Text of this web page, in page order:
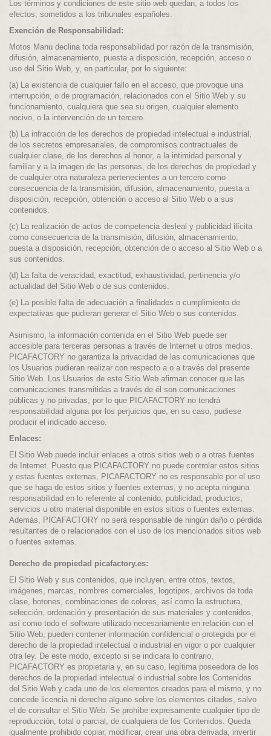
Los términos y condiciones de este sitio web quedan, a todos los
efectos, sometidos a los tribunales españoles.
Exención de Responsabilidad:
Motos Manu declina toda responsabilidad por razón de la transmisión,
difusión, almacenamiento, puesta a disposición, recepción, acceso o
uso del Sitio Web, y, en particular, por lo siguiente:
(a) La existencia de cualquier fallo en el acceso, que provoque una
interrupción, o de programación, relacionados con el Sitio Web y su
funcionamiento, cualquiera que sea su origen, cualquier elemento
nocivo, o la intervención de un tercero.
(b) La infracción de los derechos de propiedad intelectual e industrial,
de los secretos empresariales, de compromisos contractuales de
cualquier clase, de los derechos al honor, a la intimidad personal y
familiar y a la imagen de las personas, de los derechos de propiedad y
de cualquier otra naturaleza pertenecientes a un tercero como
consecuencia de la transmisión, difusión, almacenamiento, puesta a
disposición, recepción, obtención o acceso al Sitio Web o a sus
contenidos.
(c) La realización de actos de competencia desleal y publicidad ilícita
como consecuencia de la transmisión, difusión, almacenamiento,
puesta a disposición, recepción, obtención de o acceso al Sitio Web o a
sus contenidos.
(d) La falta de veracidad, exactitud, exhaustividad, pertinencia y/o
actualidad del Sitio Web o de sus contenidos.
(e) La posible falta de adecuación a finalidades o cumplimiento de
expectativas que pudieran generar el Sitio Web o sus contenidos.
Asimismo, la información contenida en el Sitio Web puede ser
accesible para terceras personas a través de Internet u otros medios.
PICAFACTORY no garantiza la privacidad de las comunicaciones que
los Usuarios pudieran realizar con respecto a o a través del presente
Sitio Web. Los Usuarios de este Sitio Web afirman conocer que las
comunicaciones transmitidas a través de él son comunicaciones
públicas y no privadas, por lo que PICAFACTORY no tendrá
responsabilidad alguna por los perjuicios que, en su caso, pudiese
producir el indicado acceso.
Enlaces:
El Sitio Web puede incluir enlaces a otros sitios web o a otras fuentes
de Internet. Puesto que PICAFACTORY no puede controlar estos sitios
y estas fuentes externas, PICAFACTORY no es responsable por el uso
que se haga de estos sitios y fuentes externas, y no acepta ninguna
responsabilidad en lo referente al contenido, publicidad, productos,
servicios u otro material disponible en estos sitios o fuentes externas.
Además, PICAFACTORY no será responsable de ningún daño o pérdida
resultantes de o relacionados con el uso de los mencionados sitios web
o fuentes externas.
Derecho de propiedad picafactory.es:
El Sitio Web y sus contenidos, que incluyen, entre otros, textos,
imágenes, marcas, nombres comerciales, logotipos, archivos de toda
clase, botones, combinaciones de colores, así como la estructura,
selección, ordenación y presentación de sus materiales y contenidos,
así como todo el software utilizado necesariamente en relación con el
Sitio Web, pueden contener información confidencial o protegida por el
derecho de la propiedad intelectual o industrial en vigor o por cualquier
otra ley. De este modo, excepto si se indicara lo contrario,
PICAFACTORY es propietaria y, en su caso, legítima poseedora de los
derechos de la propiedad intelectual o industrial sobre los Contenidos
del Sitio Web y cada uno de los elementos creados para el mismo, y no
concede licencia ni derecho alguno sobre los elementos citados, salvo
el de consultar el Sitio Web. Se prohíbe expresamente cualquier tipo de
reproducción, total o parcial, de cualquiera de los Contenidos. Queda
igualmente prohibido copiar, modificar, crear una obra derivada, invertir